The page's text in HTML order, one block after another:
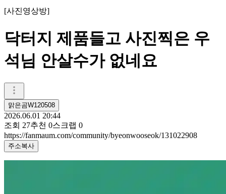
[사진영상방]
닥터지 제품들고 사진찍은 우
석님 안살수가 없네요
맑은곰W120508
2026.06.01 20:44
조회 27추천 0스크랩 0
https://fanmaum.com/community/byeonwooseok/131022908
주소복사